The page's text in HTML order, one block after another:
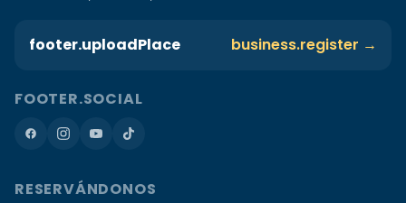
footer.uploadPlace business.register →
FOOTER.SOCIAL
RESERVÁNDONOS